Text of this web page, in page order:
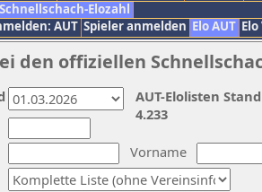
Schnellschach-Elozahl
AUT Spieler anmelden Elo AUT
den offiziellen
Vorname
AUT-Elolisten
4.233